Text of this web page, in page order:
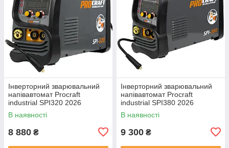
Інверторний зварювальний
напівавтомат Procraft
industrial SPI320 2026
В наявності
8 880 ₴
Інверторний зварювальний
напівавтомат Procraft
industrial SPI380 2026
В наявності
9 300 ₴